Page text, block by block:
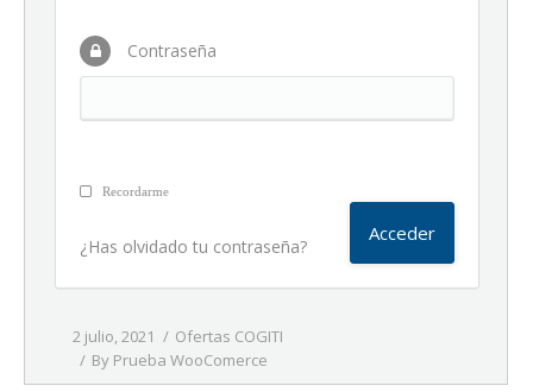
Contraseña
Recordarme
¿Has olvidado tu contraseña?
2 julio, 2021
Ofertas COGITI
By Prueba WooComerce